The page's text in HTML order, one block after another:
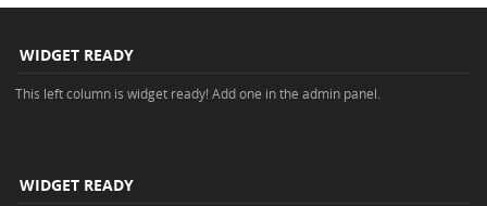
WIDGET READY
This left column is widget ready! Add one in the admin panel.
WIDGET READY